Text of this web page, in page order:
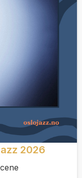
2026